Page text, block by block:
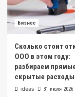
Бизнес
Сколько стоит
ООО в этом году:
разбираем
скрытые расходы
ideas 31 июля 2026